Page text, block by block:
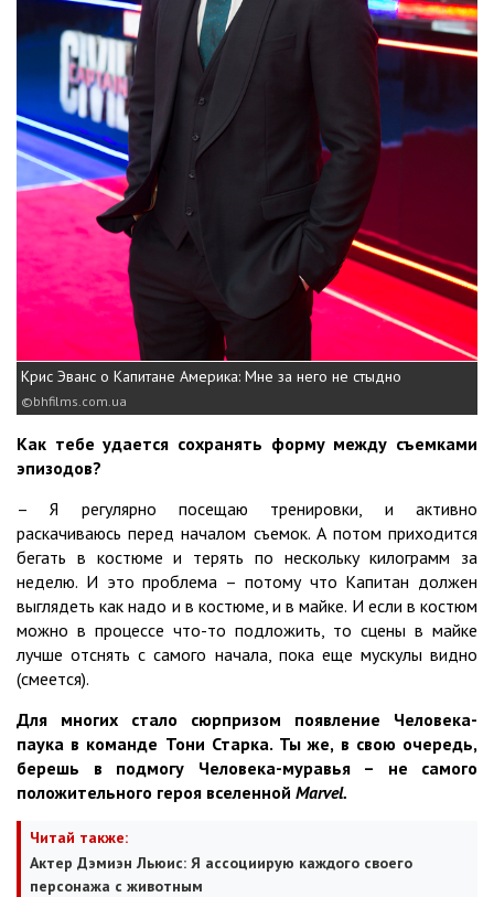
Крис Эванс о Капитане Америка: Мне за него не стыдно
bhfilms.com.ua
Как тебе удается сохранять форму между съемками
эпизодов?
– Я регулярно посещаю тренировки, и активно
раскачиваюсь перед началом съемок. А потом приходится
бегать в костюме и терять по нескольку килограмм за
неделю. И это проблема – потому что Капитан должен
выглядеть как надо и в костюме, и в майке. И если в костюм
можно в процессе что-то подложить, то сцены в майке
лучше отснять с самого начала, пока еще мускулы видно
(смеется).
Для многих стало сюрпризом появление Человека-
паука в команде Тони Старка. Ты же, в свою очередь,
берешь в подмогу Человека-муравья – не самого
положительного героя вселенной Marvel.
Читай также:
Актер Дэмиэн Льюис: Я ассоциирую каждого своего
персонажа с животным